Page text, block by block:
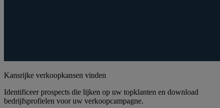
Kansrijke verkoopkansen vinden
Identificeer prospects die lijken op uw topklanten en download
bedrijfsprofielen voor uw verkoopcampagne.